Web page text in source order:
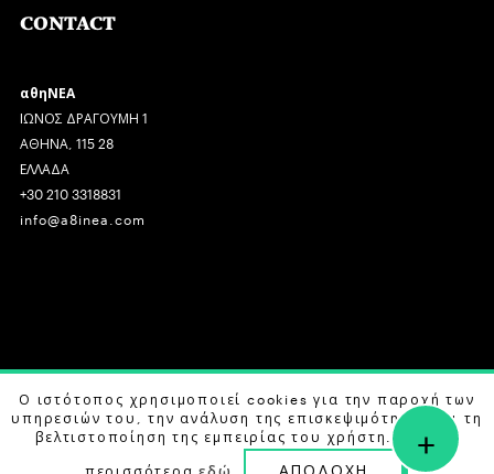
CONTACT
αθηΝΕΑ
ΙΩΝΟΣ ΔΡΑΓΟΥΜΗ 1
ΑΘΗΝΑ, 115 28
ΕΛΛΑΔΑ
+30 210 3318831
info@a8inea.com
COPYRIGHT © 2026 αθηΝΕΑ, ALL RIGHTS RESERVED.
DESIGN BY G DESIGN STUDIO. DEVELOPED BYB LABS
Ο ιστότοπος χρησιμοποιεί cookies για την παροχή των
υπηρεσιών του, την ανάλυση της επισκεψιμότητας και τη
βελτιστοποίηση της εμπειρίας του χρήστη. Μάθετε
περισσότεραεδώ ΑΠΟΔΟΧΗ
+